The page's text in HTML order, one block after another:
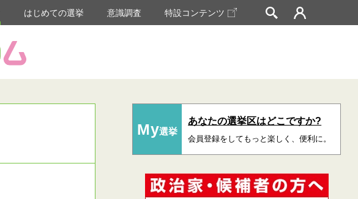
はじめての選挙 意識調査 特設コンテンツ
My選挙
あなたの選挙区はどこですか?
会員登録をしてもっと楽しく、便利に。